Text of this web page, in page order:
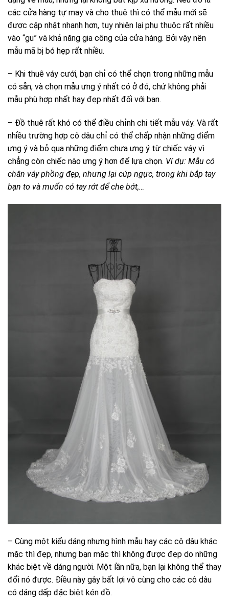
các cửa hàng tự may và cho thuê thì có thể mẫu mới sẽ
được cập nhật nhanh hơn, tuy nhiên lại phụ thuộc rất nhiều
vào “gu” và khả năng gia công của cửa hàng. Bởi vậy nên
mẫu mã bị bó hẹp rất nhiều.
– Khi thuê váy cưới, bạn chỉ có thể chọn trong những mẫu
có sẵn, và chọn mẫu ưng ý nhất có ở đó, chứ không phải
mẫu phù hợp nhất hay đẹp nhất đối với bạn.
– Đồ thuê rất khó có thể điều chỉnh chi tiết mẫu váy. Và rất
nhiều trường hợp cô dâu chỉ có thể chấp nhận những điểm
ưng ý và bỏ qua những điểm chưa ưng ý từ chiếc váy vì
chẳng còn chiếc nào ưng ý hơn để lựa chọn. Ví dụ: Mẫu có
chân váy phồng đẹp, nhưng lại cúp ngực, trong khi bắp tay
bạn to và muốn có tay rớt để che bớt,…
– Cùng một kiểu dáng nhưng hình mẫu hay các cô dâu khác
mặc thì đẹp, nhưng bạn mặc thì không được đẹp do những
khác biệt về dáng người. Một lần nữa, bạn lại không thể thay
đổi nó được. Điều này gây bất lợi vô cùng cho các cô dâu
có dáng dấp đặc biệt kén đồ.